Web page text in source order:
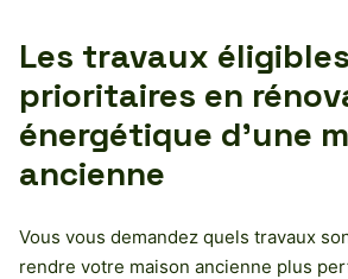
Les travaux
prioritaires en
énergétique d’une
ancienne
Vous vous demandez quels travaux
rendre votre maison ancienne plus